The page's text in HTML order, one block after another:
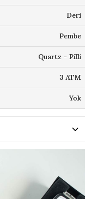
Deri
Pembe
Quartz - Pilli
3 ATM
Yok